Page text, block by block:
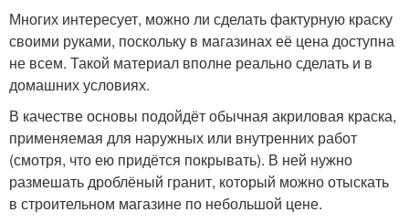
Многих интересует, можно ли сделать фактурную краску
своими руками, поскольку в магазинах её цена доступна
не всем. Такой материал вполне реально сделать и в
домашних условиях.
В качестве основы подойдёт обычная акриловая краска,
применяемая для наружных или внутренних работ
(смотря, что ею придётся покрывать). В ней нужно
размешать дроблёный гранит, который можно отыскать
в строительном магазине по небольшой цене.